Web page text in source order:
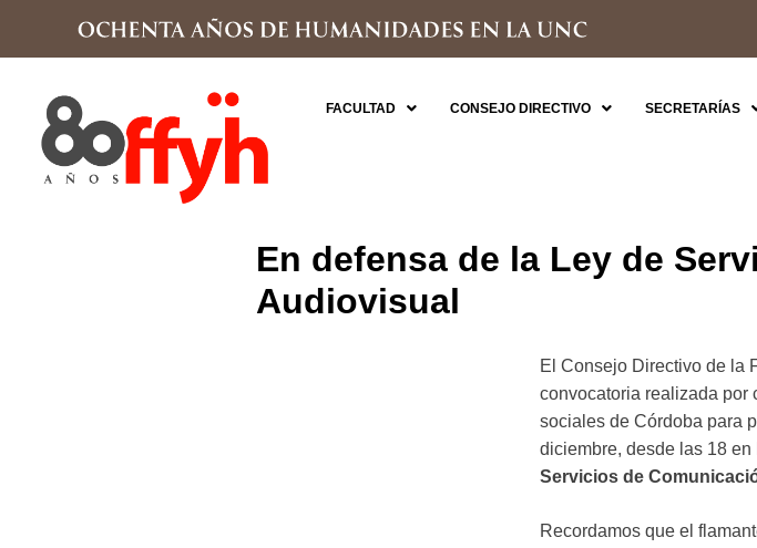
FACULTAD CONSEJO DIRECTIVO SECRETARÍAS
En defensa de la Ley de
Audiovisual
El Consejo Directivo de la
convocatoria realizada por
sociales de Córdoba para
diciembre, desde las 18
Servicios de
Recordamos que el